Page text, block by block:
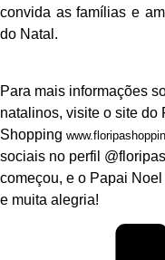
convida as famílias e
do Natal.
Para mais informações
natalinos, visite o site do
Shopping
sociais no perfil
começou, e o Papai
e muita alegria!